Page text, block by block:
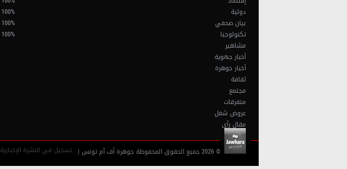
دولية
بيان صحفي
تكنولوجيا
مشاهير
أخبار جهوية
أخبار جوهرة
ثقافة
مجتمع
متفرقات
عروض شغل
مقال رأي
100% Gold Web Radio
100% Clubbing Web Radio
100% Hit Web Radio
© 2026 جميع الحقوق المحفوظة جوهرة أف آم تونس | تسجيل في النشرة الإخبارية